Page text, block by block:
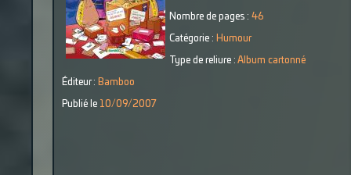
Nombre de pages : 46
Catégorie : Humour
Type de reliure : Album cartonné
Éditeur : Bamboo
Publié le 10/09/2007